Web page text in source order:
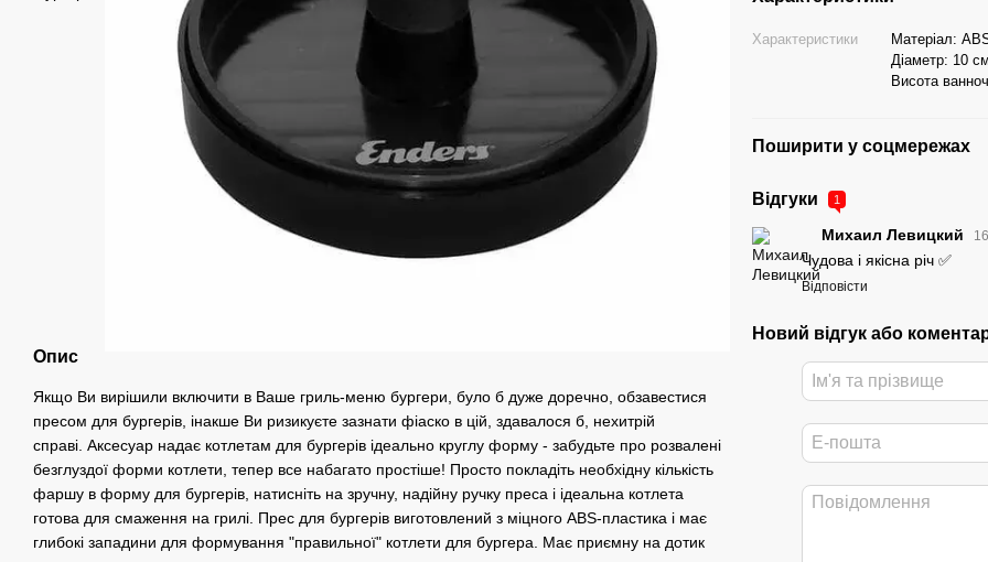
Опис
Якщо Ви вирішили включити в Ваше гриль-меню бургери, було б дуже доречно, обзавестися
пресом для бургерів, інакше Ви ризикуєте зазнати фіаско в цій, здавалося б, нехитрій
справі. Аксесуар надає котлетам для бургерів ідеально круглу форму - забудьте про розвалені
безглуздої форми котлети, тепер все набагато простіше! Просто покладіть необхідну кількість
фаршу в форму для бургерів, натисніть на зручну, надійну ручку преса і ідеальна котлета
готова для смаження на грилі. Прес для бургерів виготовлений з міцного ABS-пластика і має
глибокі западини для формування "правильної" котлети для бургера. Має приємну на дотик
Характеристики
Матеріал:
Діаметр: 10 см
Висота
Поширити у соцмережах
Відгуки 1
Михаил Левицкий
Чудова і якісна річ ✅
Відповісти
Новий відгук або